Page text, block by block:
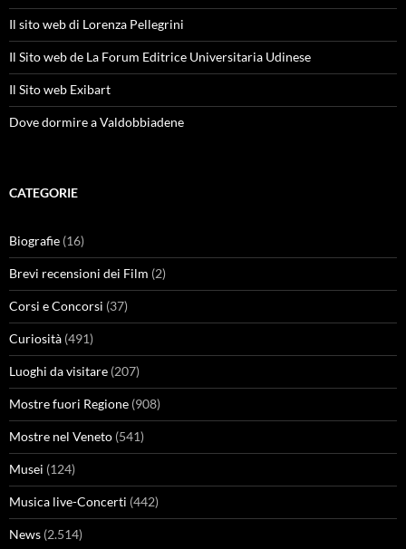
Il sito web di Lorenza Pellegrini
Il Sito web de La Forum Editrice Universitaria Udinese
Il Sito web Exibart
Dove dormire a Valdobbiadene
CATEGORIE
Biografie (16)
Brevi recensioni dei Film (2)
Corsi e Concorsi (37)
Curiosità (491)
Luoghi da visitare (207)
Mostre fuori Regione (908)
Mostre nel Veneto (541)
Musei (124)
Musica live-Concerti (442)
News (2.514)